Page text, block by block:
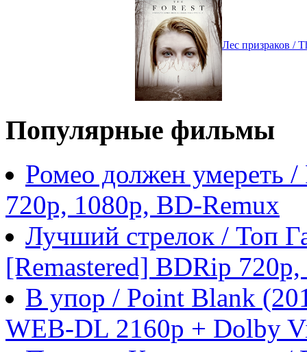
Лес призраков /
Популярные фильмы
Ромео должен умереть
720p, 1080p, BD-Remux
Лучший стрелок / Топ
[Remastered] BDRip
В упор / Point Blank
WEB-DL 2160p + Dolby